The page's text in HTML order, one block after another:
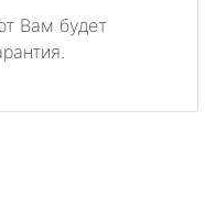
Вам будет